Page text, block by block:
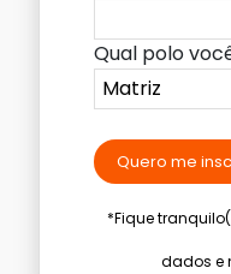
Qual polo
Quero me
*Fique
dados e